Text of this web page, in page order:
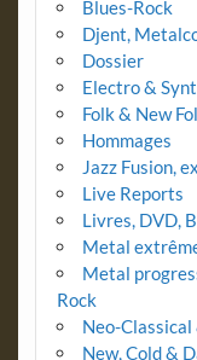
Blues-Rock
Djent,
Dossier
Electro &
Folk & New
Hommages
Jazz Fusion,
Live Reports
Livres, DVD,
Metal
Metal
Rock
Neo-
New, Cold &